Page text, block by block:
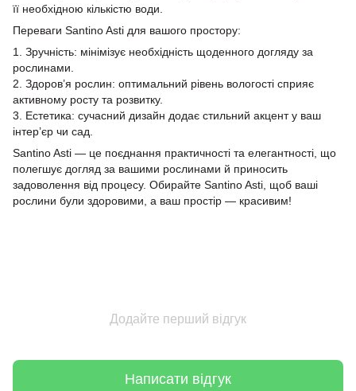
її необхідною кількістю води.
Переваги Santino Asti для вашого простору:
1. Зручність: мінімізує необхідність щоденного догляду за
рослинами.
2. Здоров’я рослин: оптимальний рівень вологості сприяє
активному росту та розвитку.
3. Естетика: сучасний дизайн додає стильний акцент у ваш
інтер’єр чи сад.
Santino Asti — це поєднання практичності та елегантності, що
полегшує догляд за вашими рослинами й приносить
задоволення від процесу. Обирайте Santino Asti, щоб ваші
рослини були здоровими, а ваш простір — красивим!
Додайте перший відгук
Написати відгук